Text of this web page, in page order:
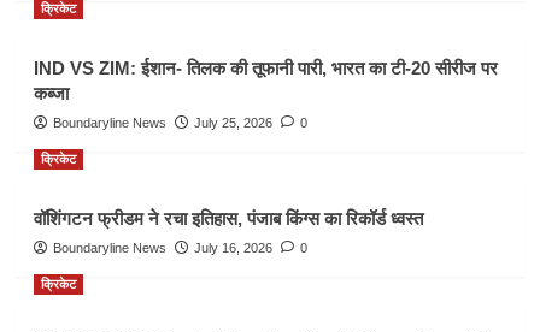
क्रिकेट
IND VS ZIM: ईशान- तिलक की तूफानी पारी, भारत का टी-20 सीरीज पर
कब्जा
Boundaryline News July 25, 2026 0
क्रिकेट
वॉशिंगटन फ्रीडम ने रचा इतिहास, पंजाब किंग्स का रिकॉर्ड ध्वस्त
Boundaryline News July 16, 2026 0
क्रिकेट